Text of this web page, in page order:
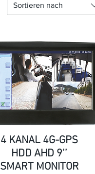
Sortieren nach
4 KANAL 4G-GPS
HDD AHD 9’’
SMART MONITOR